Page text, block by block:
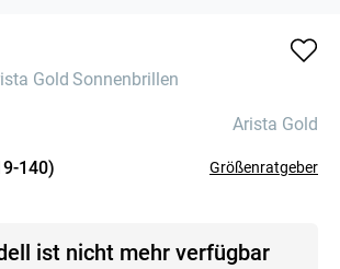
Gold Sonnenbrillen
Arista Gold
-140)
Größenratgeber
ist nicht mehr verfügbar